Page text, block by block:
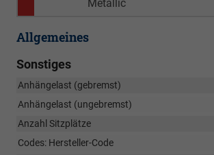
Metallic
Allgemeines
Sonstiges
Anhängelast (gebremst)
Anhängelast (ungebremst)
Anzahl Sitzplätze
Codes: Hersteller-Code